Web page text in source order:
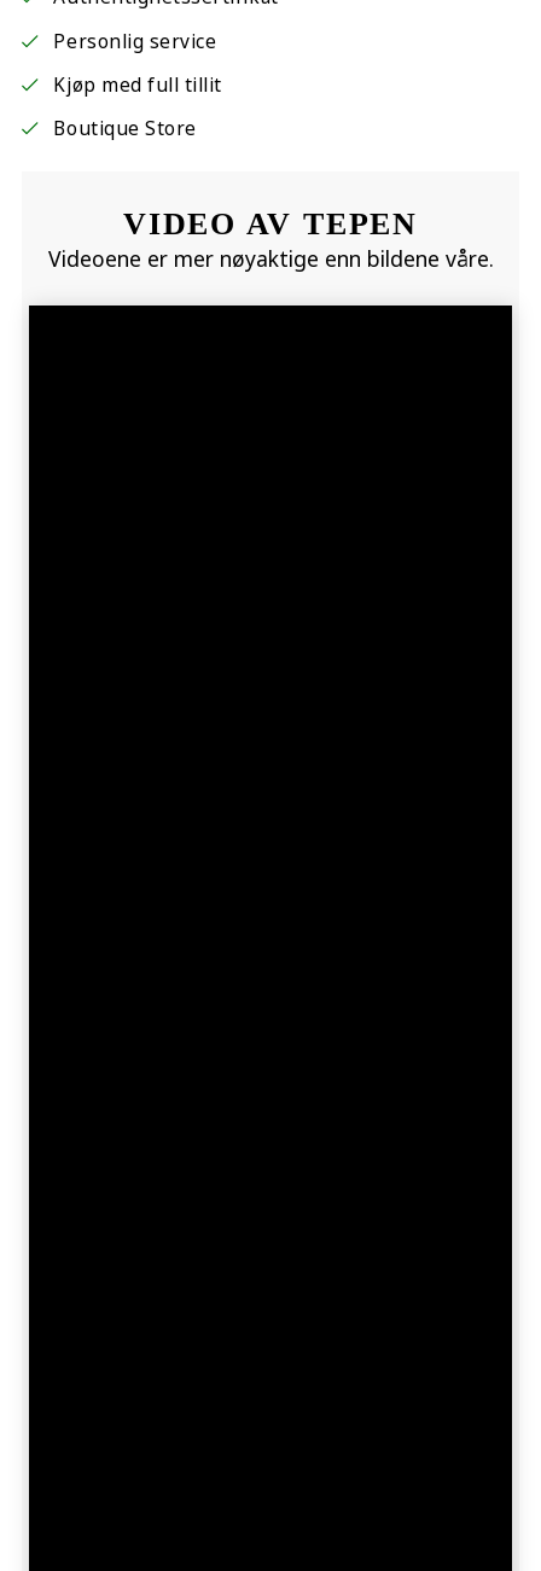
Personlig service
Kjøp med full tillit
Boutique Store
VIDEO AV TEPEN
Videoene er mer nøyaktige enn bildene våre.